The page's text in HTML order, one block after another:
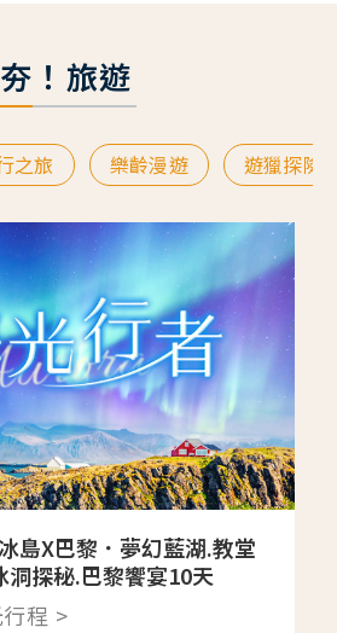
夯！旅遊
之旅 樂齡漫遊 遊獵探險
島X巴黎．夢幻藍湖.教堂
洞探秘.巴黎饗宴10天
程 >